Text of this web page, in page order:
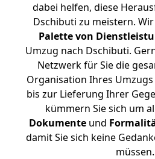
dabei helfen, diese
Dschibuti zu meistern.
Palette von
Umzug nach Dschibuti.
Netzwerk für Sie die
Organisation Ihres
bis zur Lieferung Ihrer
kümmern Sie sich um
Dokumente und
damit Sie sich keine
müssen.